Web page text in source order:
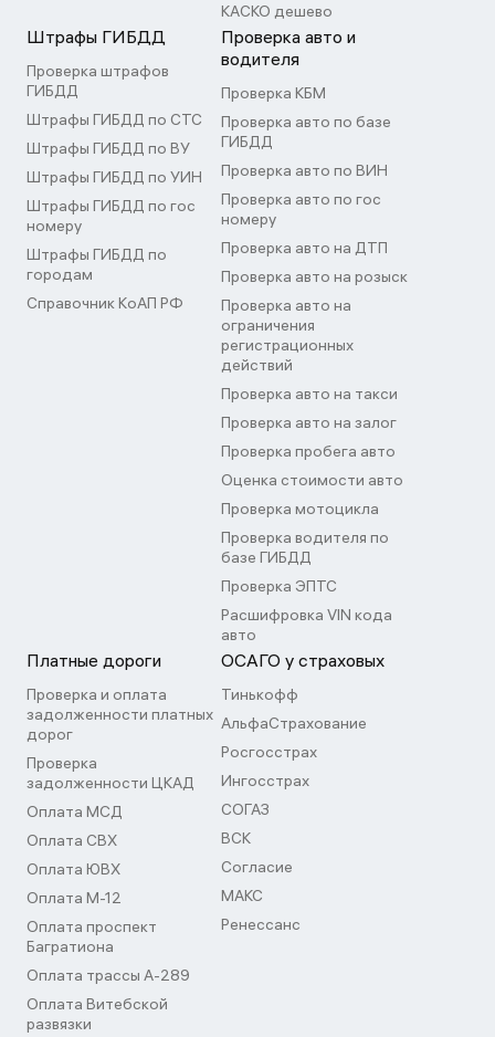
КАСКО дешево
Штрафы ГИБДД
Проверка штрафов
ГИБДД
Штрафы ГИБДД по СТС
Штрафы ГИБДД по ВУ
Штрафы ГИБДД по УИН
Штрафы ГИБДД по гос
номеру
Штрафы ГИБДД по
городам
Справочник КоАП РФ
Проверка авто и
водителя
Проверка КБМ
Проверка авто по базе
ГИБДД
Проверка авто по ВИН
Проверка авто по гос
номеру
Проверка авто на ДТП
Проверка авто на розыск
Проверка авто на
ограничения
регистрационных
действий
Проверка авто на такси
Проверка авто на залог
Проверка пробега авто
Оценка стоимости авто
Проверка мотоцикла
Проверка водителя по
базе ГИБДД
Проверка ЭПТС
Расшифровка VIN кода
авто
Платные дороги
Проверка и оплата
задолженности платных
дорог
Проверка
задолженности ЦКАД
Оплата МСД
Оплата СВХ
Оплата ЮВХ
Оплата М-12
Оплата проспект
Багратиона
Оплата трассы А-289
Оплата Витебской
развязки
ОСАГО у страховых
Тинькофф
АльфаСтрахование
Росгосстрах
Ингосстрах
СОГАЗ
ВСК
Согласие
МАКС
Ренессанс